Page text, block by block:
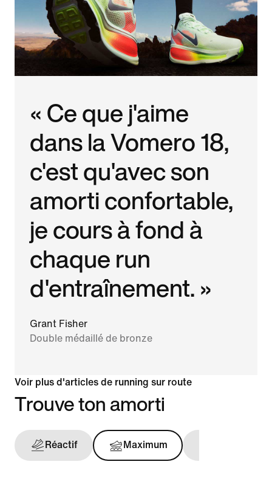
« Ce que j'aime
dans la Vomero 18,
c'est qu'avec son
amorti confortable,
je cours à fond à
chaque run
d'entraînement. »
Grant Fisher
Double médaillé de bronze
Voir plus d'articles de running sur route
Trouve ton amorti
Réactif Maximum